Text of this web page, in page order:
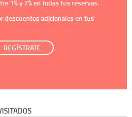
1%y 7%en todas tus reservas.
descuentos adicionales en tus
REGÍSTRATE